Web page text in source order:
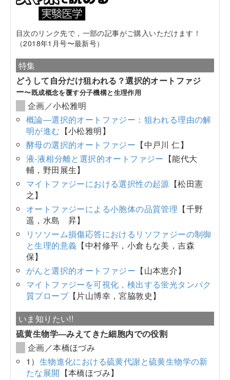
目次のリンク先で，一部の記事がご購入いただけます！
（2018年1月号〜最新号）
特集
どうして自分だけ狙われる？選択的オートファジ
ー〜既成概念を覆す分子機構と生理作用
企画／小松雅明
概論―選択的オートファジー：狙われる理由の解
明が進む 【小松雅明】
酵母の選択的オートファジー 【中戸川 仁】
液-液相分離と選択的オートファジー 【能代大
輔，野田展生】
マイトファジーにおける選択性の起源 【松田憲
之】
オートファジーによる小胞体の品質管理 【千野
遥，水島 昇】
リソソーム損傷応答におけるリソファジーの制御
と生理的意義 【中村修平，小倉もな美，吉森
保】
がんと選択的オートファジー 【山本恵介】
マイトファジーを可視化，検出する蛍光タンパク
質プローブ 【片山博幸，宮脇敦史】
いま知りたい!!
硫黄生物学―みえてきた細胞内での役割
企画／本橋ほづみ
1） 生物進化における硫黄代謝と硫黄生物学の新
たな展開 【本橋ほづみ】